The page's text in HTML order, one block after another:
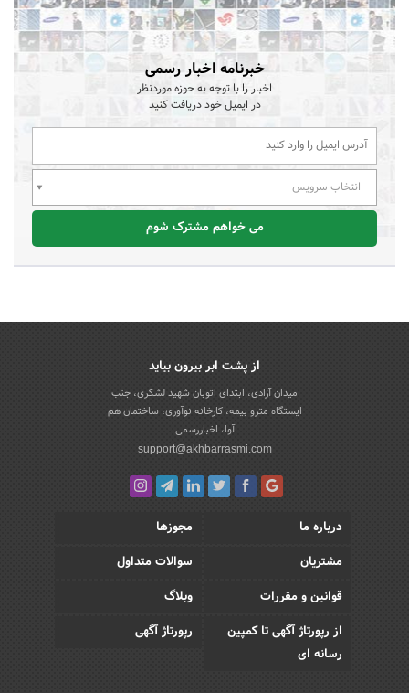
خبرنامه اخبار رسمی
اخبار را با توجه به حوزه موردنظر
در ایمیل خود دریافت کنید
انتخاب سرویس
می خواهم مشترک شوم
از پشت ابر بیرون بیاید
میدان آزادی، ابتدای اتوبان شهید لشکری، جنب
ایستگاه مترو بیمه، کارخانه نوآوری، ساختمان هم
آوا، اخباررسمی
support@akhbarrasmi.com
درباره ما
مجوزها
مشتریان
سوالات متداول
قوانین و مقررات
وبلاگ
از رپورتاژ آگهی تا کمپین
رسانه ای
رپورتاژ آگهی